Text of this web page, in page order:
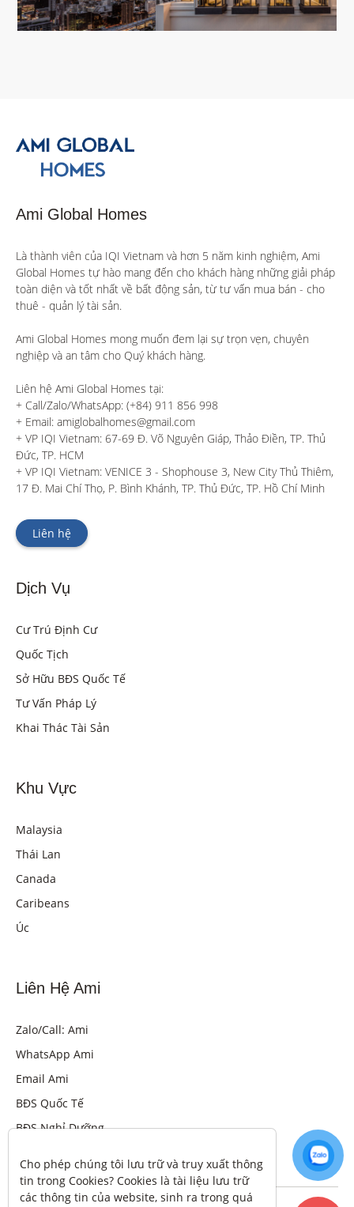
Ami Global Homes
Là thành viên của IQI Vietnam và hơn 5 năm kinh nghiệm, Ami
Global Homes tự hào mang đến cho khách hàng những giải pháp
toàn diện và tốt nhất về bất động sản, từ tư vấn mua bán - cho
thuê - quản lý tài sản.
Ami Global Homes mong muốn đem lại sự trọn vẹn, chuyên
nghiệp và an tâm cho Quý khách hàng.
Liên hệ Ami Global Homes tại:
+ Call/Zalo/WhatsApp: (+84) 911 856 998
+ Email: amiglobalhomes@gmail.com
+ VP IQI Vietnam: 67-69 Đ. Võ Nguyên Giáp, Thảo Điền, TP. Thủ
Đức, TP. HCM
+ VP IQI Vietnam: VENICE 3 - Shophouse 3, New City Thủ Thiêm,
17 Đ. Mai Chí Thọ, P. Bình Khánh, TP. Thủ Đức, TP. Hồ Chí Minh
Liên hệ
Dịch Vụ
Cư Trú Định Cư
Quốc Tịch
Sở Hữu BĐS Quốc Tế
Tư Vấn Pháp Lý
Khai Thác Tài Sản
Khu Vực
Malaysia
Thái Lan
Canada
Caribeans
Úc
Liên Hệ Ami
Zalo/Call: Ami
WhatsApp Ami
Email Ami
BĐS Quốc Tế
BĐS Nghỉ Dưỡng
Cho phép chúng tôi lưu trữ và truy xuất thông
tin trong Cookies? Cookies là tài liệu lưu trữ
các thông tin của website, sinh ra trong quá